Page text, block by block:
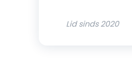
Lid sinds 2020